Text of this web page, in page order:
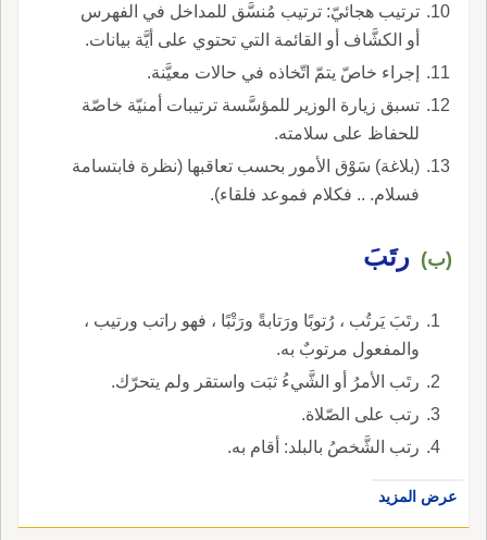
ترتيب هجائيّ: ترتيب مُنسَّق للمداخل في الفهرس
أو الكشَّاف أو القائمة التي تحتوي على أيَّة بيانات.
إجراء خاصّ يتمّ اتّخاذه في حالات معيَّنة.
تسبق زيارة الوزير للمؤسَّسة ترتيبات أمنيّة خاصّة
للحفاظ على سلامته.
(بلاغة) سَوْق الأمور بحسب تعاقبها (نظرة فابتسامة
فسلام. .. فكلام فموعد فلقاء).
(ب) رتَبَ
رتَبَ يَرتُب ، رُتوبًا ورَتابةً ورَتْبًا ، فهو راتب ورتيب ،
والمفعول مرتوبٌ به.
رتَب الأمرُ أو الشَّيءُ ثبَت واستقر ولم يتحرّك.
رتب على الصّلاة.
رتب الشَّخصُ بالبلد: أقام به.
عرض المزيد